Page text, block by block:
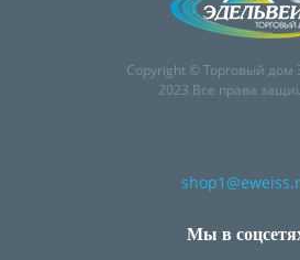
Copyright © Торговый дом
2023 Все права
Мы в